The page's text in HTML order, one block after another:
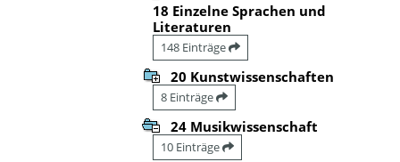
18 Einzelne Sprachen und
Literaturen
148 Einträge
20 Kunstwissenschaften
8 Einträge
24 Musikwissenschaft
10 Einträge